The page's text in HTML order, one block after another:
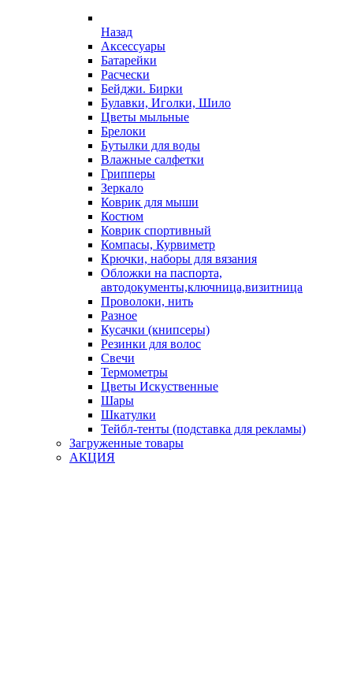
Назад
Аксессуары
Батарейки
Расчески
Бейджи. Бирки
Булавки, Иголки, Шило
Цветы мыльные
Брелоки
Бутылки для воды
Влажные салфетки
Грипперы
Зеркало
Коврик для мыши
Костюм
Коврик спортивный
Компасы, Курвиметр
Крючки, наборы для вязания
Обложки на паспорта,
автодокументы,ключница,визитница
Проволоки, нить
Разное
Кусачки (книпсеры)
Резинки для волос
Свечи
Термометры
Цветы Искуственные
Шары
Шкатулки
Тейбл-тенты (подставка для рекламы)
Загруженные товары
АКЦИЯ